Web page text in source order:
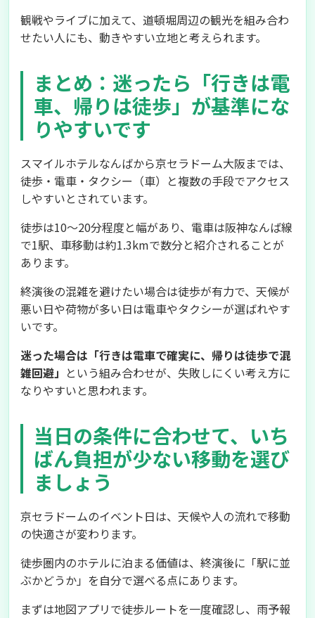
観戦やライブに加えて、道頓堀周辺の観光を組み合わ
せたい人にも、動きやすい立地と考えられます。
まとめ：迷ったら「行きは電
車、帰りは徒歩」が基準にな
りやすいです
スマイルホテルなんばから京セラドーム大阪までは、
徒歩・電車・タクシー（車）と複数の手段でアクセス
しやすいとされています。
徒歩は10〜20分程度と幅があり、電車は阪神なんば線
で1駅、車移動は約1.3kmで数分と紹介されることが
あります。
終演後の混雑を避けたい場合は徒歩が有力で、天候が
悪い日や荷物が多い日は電車やタクシーが選ばれやす
いです。
迷った場合は「行きは電車で確実に、帰りは徒歩で混
雑回避」 という組み合わせが、失敗しにくい考え方に
なりやすいと思われます。
当日の条件に合わせて、いち
ばん負担が少ない移動を選び
ましょう
京セラドームのイベント日は、天候や人の流れで移動
の快適さが変わります。
徒歩圏内のホテルに泊まる価値は、終演後に「駅に並
ぶかどうか」を自分で選べる点にあります。
まずは地図アプリで徒歩ルートを一度確認し、雨予報